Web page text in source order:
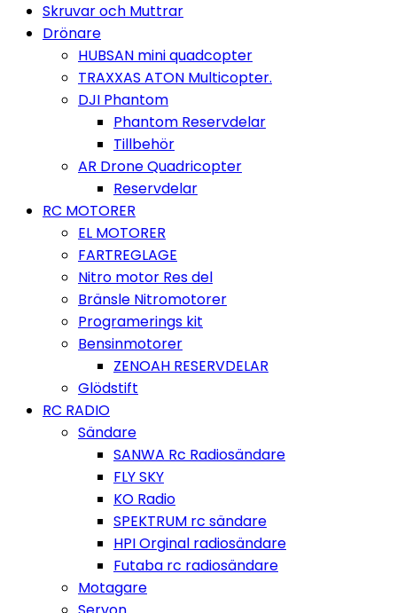
Skruvar och Muttrar
Drönare
HUBSAN mini quadcopter
TRAXXAS ATON Multicopter.
DJI Phantom
Phantom Reservdelar
Tillbehör
AR Drone Quadricopter
Reservdelar
RC MOTORER
EL MOTORER
FARTREGLAGE
Nitro motor Res del
Bränsle Nitromotorer
Programerings kit
Bensinmotorer
ZENOAH RESERVDELAR
Glödstift
RC RADIO
Sändare
SANWA Rc Radiosändare
FLY SKY
KO Radio
SPEKTRUM rc sändare
HPI Orginal radiosändare
Futaba rc radiosändare
Motagare